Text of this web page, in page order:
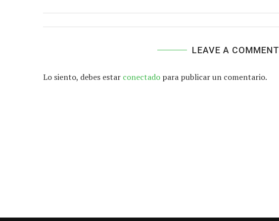
LEAVE A COMMENT
Lo siento, debes estar conectado para publicar un comentario.